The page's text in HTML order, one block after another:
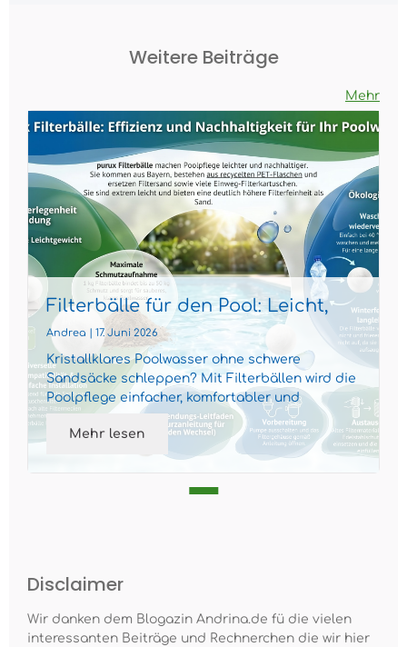
Weitere Beiträge
Mehr
Filterbälle für den Pool: Leicht,
effizient und nachhaltig
Andrea | 17. Juni 2026
Kristallklares Poolwasser ohne schwere
Sandsäcke schleppen? Mit Filterbällen wird die
Poolpflege einfacher, komfortabler und
gleichzeitig nachhaltiger...
Mehr lesen
Disclaimer
Wir danken dem Blogazin Andrina.de fü die vielen
interessanten Beiträge und Rechnerchen die wir hier